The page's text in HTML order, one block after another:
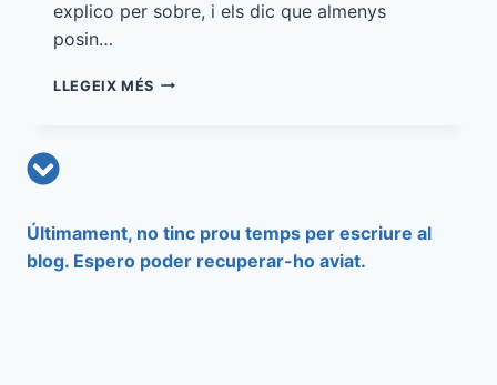
explico per sobre, i els dic que almenys
posin…
LLEGEIX MÉS ACCESSIBILITAT
Últimament, no tinc prou temps per escriure al
blog. Espero poder recuperar-ho aviat.